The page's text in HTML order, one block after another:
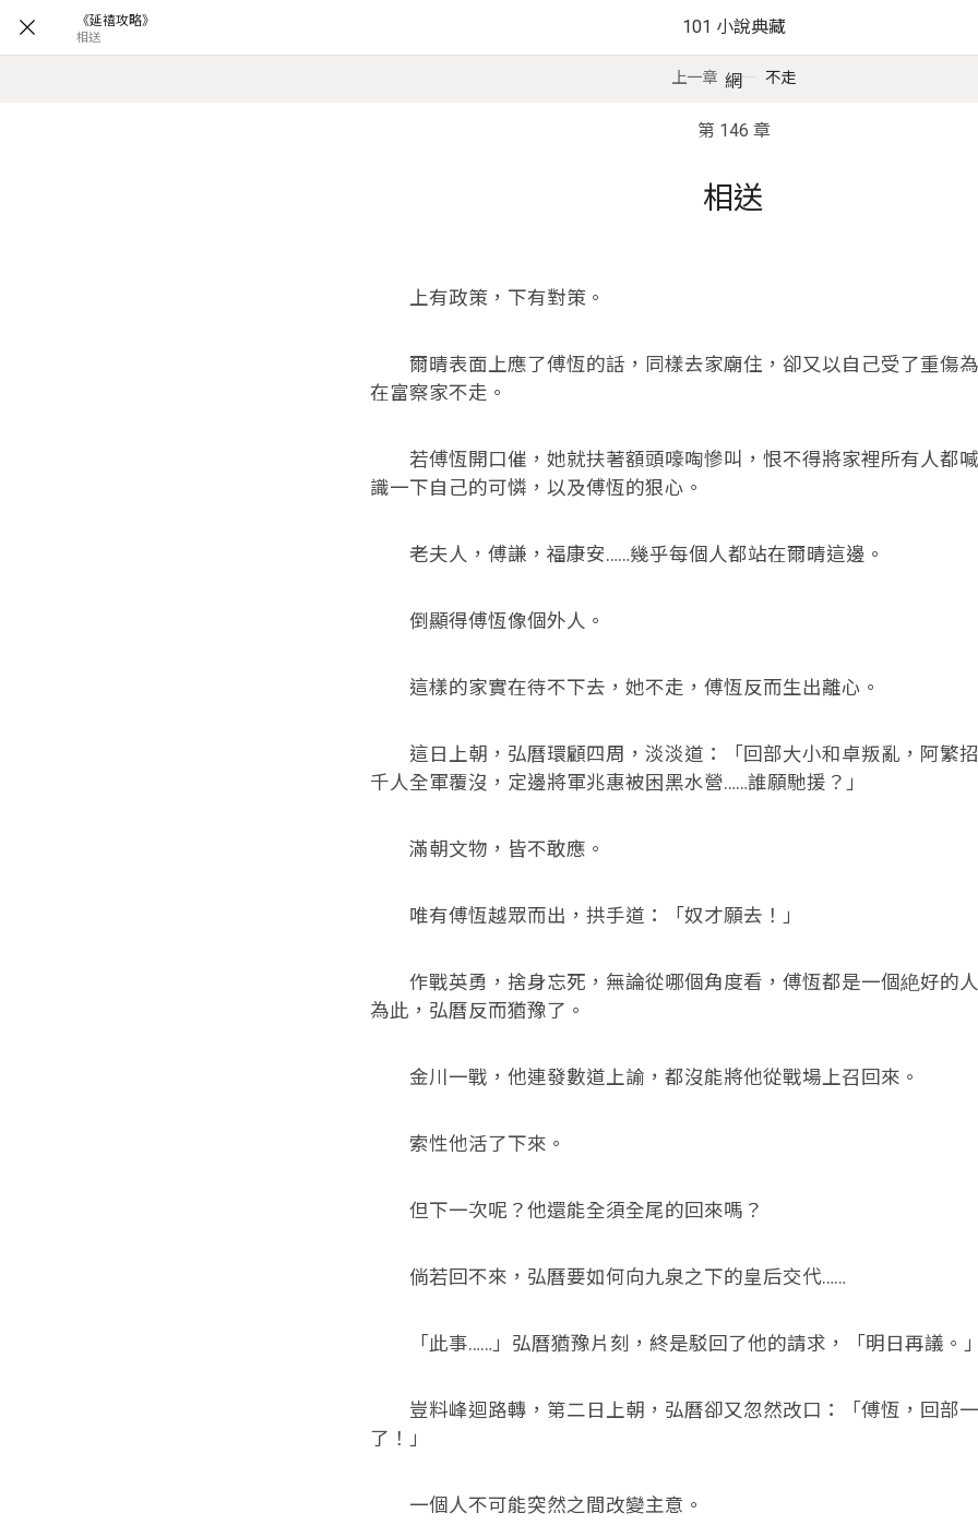
《延禧攻略》
相送 101 小說典藏
網
上一章 不走
第 146 章
相送
上有政策，下有對策。
爾晴表面上應了傅恆的話，同樣去家廟住，卻又以自己受了重傷
在富察家不走。
若傅恆開口催，她就扶著額頭嚎啕慘叫，恨不得將家裡所有人都
識一下自己的可憐，以及傅恆的狠心。
老夫人，傅謙，福康安……幾乎每個人都站在爾晴這邊。
倒顯得傅恆像個外人。
這樣的家實在待不下去，她不走，傅恆反而生出離心。
這日上朝，弘曆環顧四周，淡淡道：「回部大小和卓叛亂，阿繁
千人全軍覆沒，定邊將軍兆惠被困黑水營……誰願馳援？」
滿朝文物，皆不敢應。
唯有傅恆越眾而出，拱手道：「奴才願去！」
作戰英勇，捨身忘死，無論從哪個角度看，傅恆都是一個絶好的人
為此，弘曆反而猶豫了。
金川一戰，他連發數道上諭，都沒能將他從戰場上召回來。
索性他活了下來。
但下一次呢？他還能全須全尾的回來嗎？
倘若回不來，弘曆要如何向九泉之下的皇后交代……
「此事……」弘曆猶豫片刻，終是駁回了他的請求，「明日再議。」
豈料峰迴路轉，第二日上朝，弘曆卻又忽然改口：「傅恆，回部
了！」
一個人不可能突然之間改變主意。